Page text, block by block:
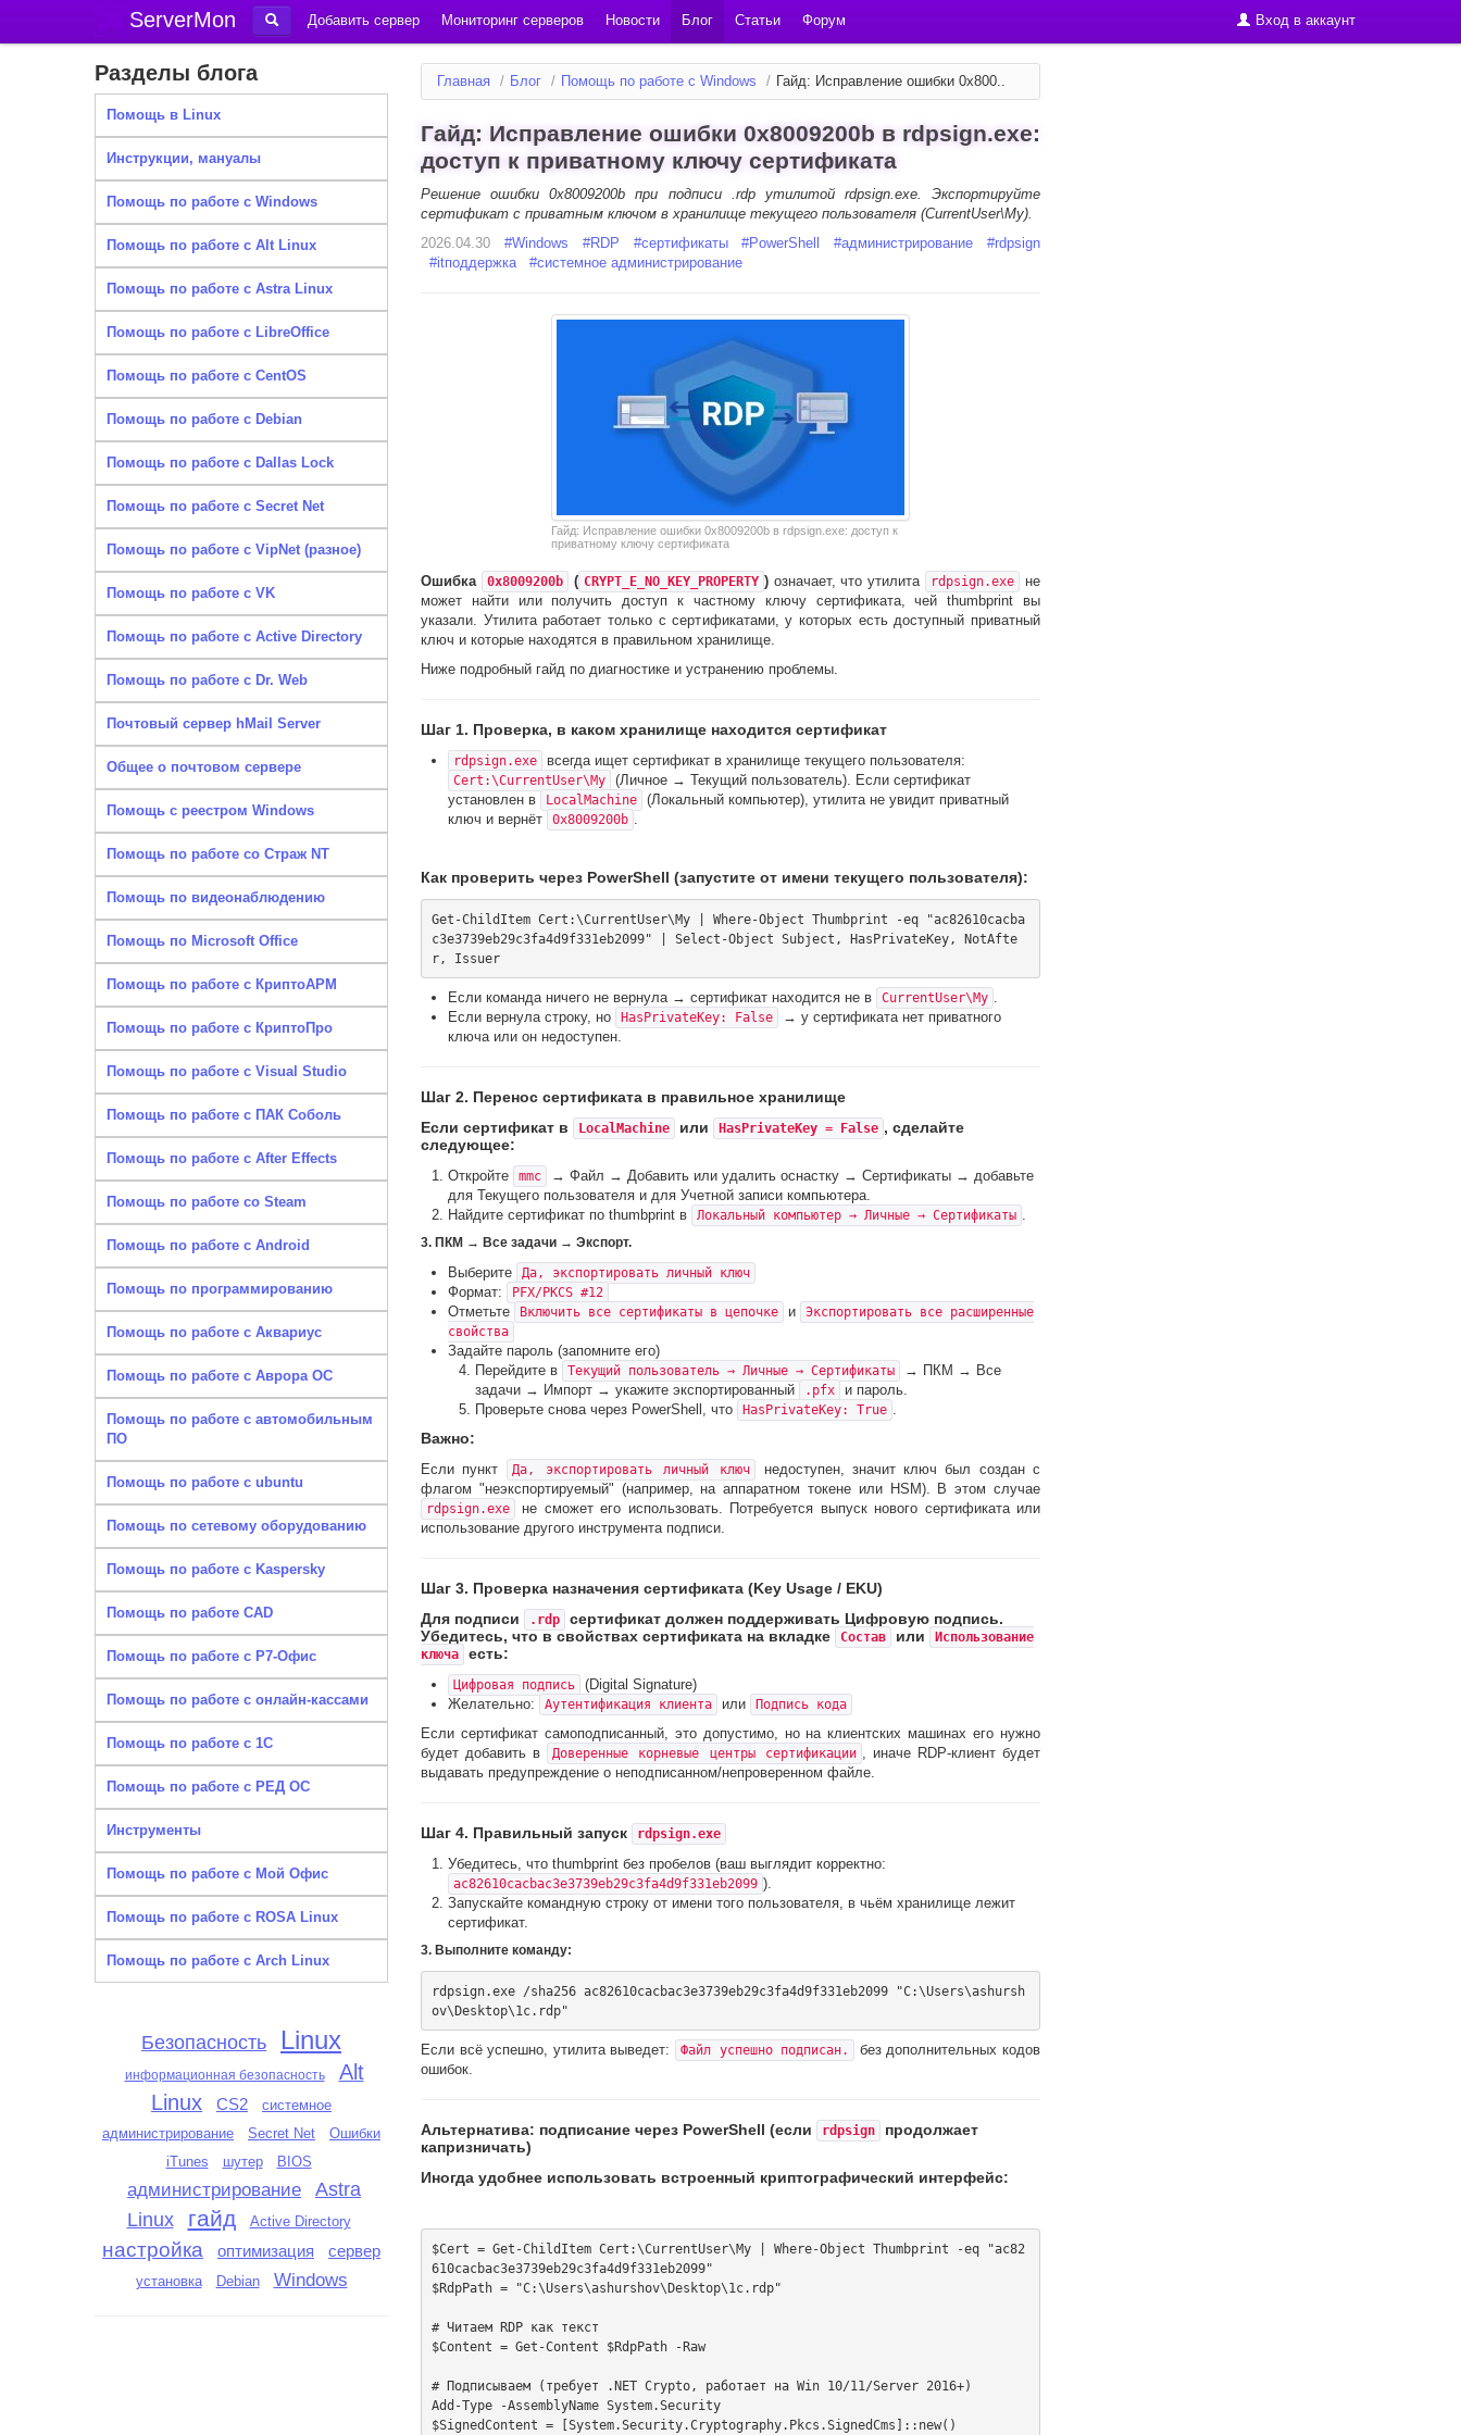
ServerMon Добавить сервер Мониторинг серверов Новости Блог Статьи Форум Вход в аккаунт
Разделы блога
Помощь в Linux
Инструкции, мануалы
Помощь по работе с Windows
Помощь по работе с Alt Linux
Помощь по работе с Astra Linux
Помощь по работе с LibreOffice
Помощь по работе с CentOS
Помощь по работе с Debian
Помощь по работе с Dallas Lock
Помощь по работе с Secret Net
Помощь по работе с VipNet (разное)
Помощь по работе с VK
Помощь по работе с Active Directory
Помощь по работе с Dr. Web
Почтовый сервер hMail Server
Общее о почтовом сервере
Помощь с реестром Windows
Помощь по работе со Страж NT
Помощь по видеонаблюдению
Помощь по Microsoft Office
Помощь по работе с КриптоАРМ
Помощь по работе с КриптоПро
Помощь по работе с Visual Studio
Помощь по работе с ПАК Соболь
Помощь по работе с After Effects
Помощь по работе со Steam
Помощь по работе с Android
Помощь по программированию
Помощь по работе с Аквариус
Помощь по работе с Аврора ОС
Помощь по работе с автомобильным
ПО
Помощь по работе с ubuntu
Помощь по сетевому оборудованию
Помощь по работе с Kaspersky
Помощь по работе CAD
Помощь по работе с Р7-Офис
Помощь по работе с онлайн-кассами
Помощь по работе с 1С
Помощь по работе с РЕД ОС
Инструменты
Помощь по работе с Мой Офис
Помощь по работе с ROSA Linux
Помощь по работе с Arch Linux
Безопасность Linux
информационная безопасность
Alt
Linux
CS2
системное
администрирование
Secret Net
Ошибки
iTunes
шутер BIOS
администрирование
Astra
Linux
гайд Active Directory
настройка оптимизация сервер
установка Debian Windows
Главная / Блог / Помощь по работе с Windows / Гайд: Исправление ошибки 0x800..
Гайд: Исправление ошибки 0x8009200b в rdpsign.exe:
доступ к приватному ключу сертификата
Решение ошибки 0x8009200b при подписи .rdp утилитой rdpsign.exe. Экспортируйте
сертификат с приватным ключом в хранилище текущего пользователя (CurrentUser\My).
2026.04.30
#Windows #RDP #сертификаты #PowerShell #администрирование #rdpsign
#itподдержка #системное администрирование
Гайд: Исправление ошибки 0x8009200b в rdpsign.exe: доступ к
приватному ключу сертификата
Ошибка 0x8009200b ( CRYPT_E_NO_KEY_PROPERTY )означает, что утилита rdpsign.exe
не
может найти или получить доступ к частному ключу сертификата, чей thumbprint вы
указали. Утилита работает только с сертификатами, у которых есть доступный приватный
ключ и которые находятся в правильном хранилище.
Ниже подробный гайд по диагностике и устранению проблемы.
Шаг 1. Проверка, в каком хранилище находится сертификат
rdpsign.exe всегда ищет сертификат в хранилище текущего пользователя:
Cert:\CurrentUser\My
(Личное → Текущий пользователь). Если сертификат
установлен в
LocalMachine
(Локальный компьютер), утилита не увидит приватный
ключ и вернёт
0x8009200b .
Как проверить через PowerShell (запустите от имени текущего пользователя):
Get-ChildItem Cert:\CurrentUser\My | Where-Object Thumbprint -eq "ac82610cacba
c3e3739eb29c3fa4d9f331eb2099" | Select-Object Subject, HasPrivateKey, NotAfte
r, Issuer
Если команда ничего не вернула → сертификат находится не в CurrentUser\My .
Если вернула строку, но
HasPrivateKey: False
→ у сертификата нет приватного
ключа или он недоступен.
Шаг 2. Перенос сертификата в правильное хранилище
Если сертификат в
LocalMachine или HasPrivateKey = False , сделайте
следующее:
Откройте mmc
→ Файл → Добавить или удалить оснастку → Сертификаты → добавьте
для Текущего пользователя и для Учетной записи компьютера.
Найдите сертификат по thumbprint в
Локальный компьютер → Личные → Сертификаты .
3. ПКМ → Все задачи → Экспорт.
Выберите Да, экспортировать личный ключ
Формат: PFX/PKCS #12
Отметьте Включить все сертификаты в цепочке и
Экспортировать все расширенные
свойства
Задайте пароль (запомните его)
Перейдите в
Текущий пользователь → Личные → Сертификаты
→ ПКМ → Все
задачи → Импорт → укажите экспортированный
.pfx
и пароль.
Проверьте снова через PowerShell, что
HasPrivateKey: True .
Важно:
Если пункт Да, экспортировать личный ключ
недоступен, значит ключ был создан с
флагом "неэкспортируемый" (например, на аппаратном токене или HSM). В этом случае
rdpsign.exe
не сможет его использовать. Потребуется выпуск нового сертификата или
использование другого инструмента подписи.
Шаг 3. Проверка назначения сертификата (Key Usage / EKU)
Для подписи
.rdp
сертификат должен поддерживать Цифровую подпись.
Убедитесь, что в свойствах сертификата на вкладке
Состав или
Использование
ключа
есть:
Цифровая подпись
(Digital Signature)
Желательно:
Аутентификация клиента или Подпись кода
Если сертификат самоподписанный, это допустимо, но на клиентских машинах его нужно
будет добавить в
Доверенные корневые центры сертификации , иначе RDP-клиент будет
выдавать предупреждение о неподписанном/непроверенном файле.
Шаг 4. Правильный запуск rdpsign.exe
Убедитесь, что thumbprint без пробелов (ваш выглядит корректно:
ac82610cacbac3e3739eb29c3fa4d9f331eb2099 ).
Запускайте командную строку от имени того пользователя, в чьём хранилище лежит
сертификат.
3. Выполните команду:
rdpsign.exe /sha256 ac82610cacbac3e3739eb29c3fa4d9f331eb2099 "C:\Users\ashursh
Если всё успешно, утилита выведет: Файл успешно подписан.
без дополнительных кодов
ошибок.
Альтернатива: подписание через PowerShell (если rdpsign
продолжает
капризничать)
Иногда удобнее использовать встроенный криптографический интерфейс:
$Cert = Get-ChildItem Cert:\CurrentUser\My | Where-Object Thumbprint -eq "ac82
610cacbac3e3739eb29c3fa4d9f331eb2099"
$RdpPath = "C:\Users\ashurshov\Desktop\1c.rdp"
# Читаем RDP как текст
$Content = Get-Content $RdpPath -Raw
# Подписываем (требует .NET Crypto, работает на Win 10/11/Server 2016+)
Add-Type -AssemblyName System.Security
$SignedContent = [System.Security.Cryptography.Pkcs.SignedCms]::new()